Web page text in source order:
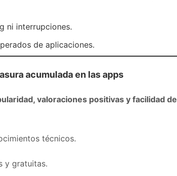
ni interrupciones.
de aplicaciones.
acumulada en las apps
valoraciones positivas y facilidad de
técnicos.
y gratuitas.